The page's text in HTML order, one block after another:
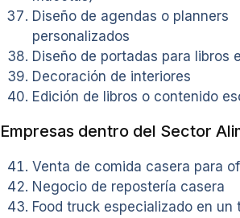
Diseño de agendas o planners
personalizados
Diseño de portadas para libros
Decoración de interiores
Edición de libros o contenido
Empresas dentro del Sector
Venta de comida casera para
Negocio de repostería casera
Food truck especializado en un